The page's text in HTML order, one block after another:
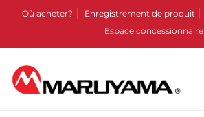
Où acheter? Enregistrement de produit
Espace concessionnaire